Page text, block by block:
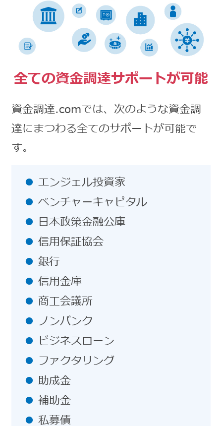
全ての資金調達サポートが可能
資金調達.comでは、次のような資金調
達にまつわる全てのサポートが可能で
す。
エンジェル投資家
ベンチャーキャピタル
日本政策金融公庫
信用保証協会
銀行
信用金庫
商工会議所
ノンバンク
ビジネスローン
ファクタリング
助成金
補助金
私募債